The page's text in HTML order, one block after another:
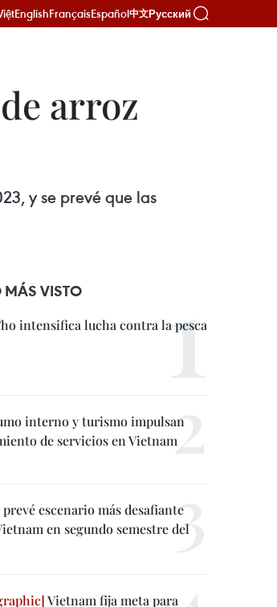
EnglishFrançaisEspañol中文Русский
arroz
y se prevé que las
MÁS VISTO
intensifica lucha contra la pesca
interno y turismo impulsan
de servicios en Vietnam
prevé escenario más desafiante
en segundo semestre del
Vietnam fija meta para